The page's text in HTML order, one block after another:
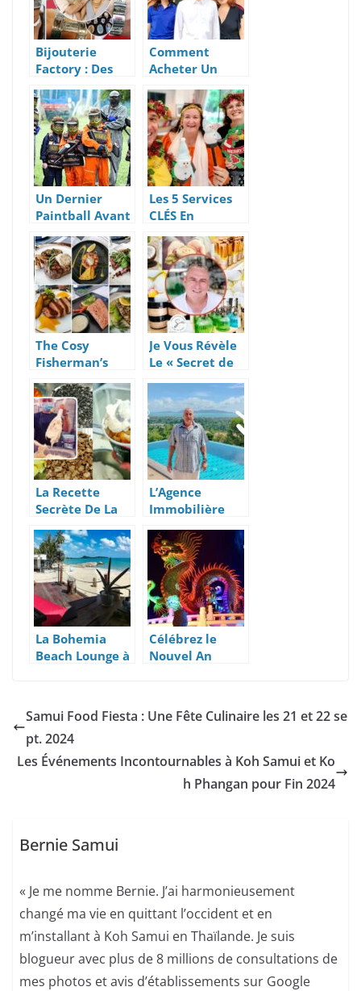
Bijouterie
Factory : Des
Joyaux
Artisanaux
Uniques,
Éditions
Limitées – Koh
Samui
Comment
Acheter Un
Bien
Immobilier En
Thaïlande
Grâce à
l’Agence SLP
Koh Samui
Un Dernier
Paintball Avant
Fermeture ?
Les 5 Services
CLÉS En
Location Villa
Pour Réussir
Ses Vacances
The Cosy
Fisherman’s
Village |
Nouveau
Restaurant Et
Nouveau Menu
Je Vous Révèle
Le « Secret de
Samui », De Sa
Nature Aux
Cosmétiques
La Recette
Secrète De La
Glace Cookie
Dough Rossini
L’Agence
Immobilière
Française « DL
Samui
Properties »,
Koh Samui
La Bohemia
Beach Lounge à
Célébrez le
Nouvel An
à Koh Samui,
Thaïlande
Samui Food Fiesta : Une Fête Culinaire les 21 et 22 se
pt. 2024
Les Événements Incontournables à Koh Samui et Ko
h Phangan pour Fin 2024
Bernie Samui
« Je me nomme Bernie. J’ai harmonieusement
changé ma vie en quittant l’occident et en
m’installant à Koh Samui en Thaïlande. Je suis
blogueur avec plus de 8 millions de consultations de
mes photos et avis d’établissements sur Google